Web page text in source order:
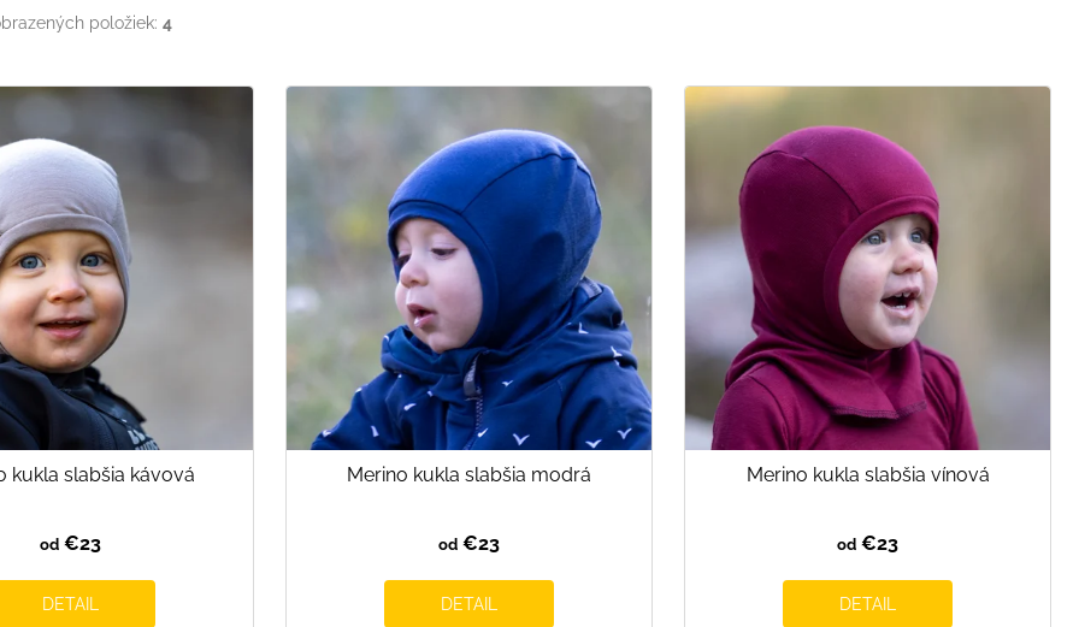
položiek: 4
kukla slabšia kávová
od €23
DETAIL
Merino kukla slabšia modrá
od €23
DETAIL
Merino kukla slabšia vínová
od €23
DETAIL